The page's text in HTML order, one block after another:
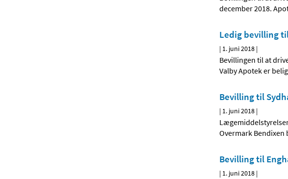
december 2018.
Ledig bevilling
| 1. juni 2018 |
Bevillingen til at
Valby Apotek er
Bevilling til
| 1. juni 2018 |
Overmark Bendixen
Bevilling til
| 1. juni 2018 |